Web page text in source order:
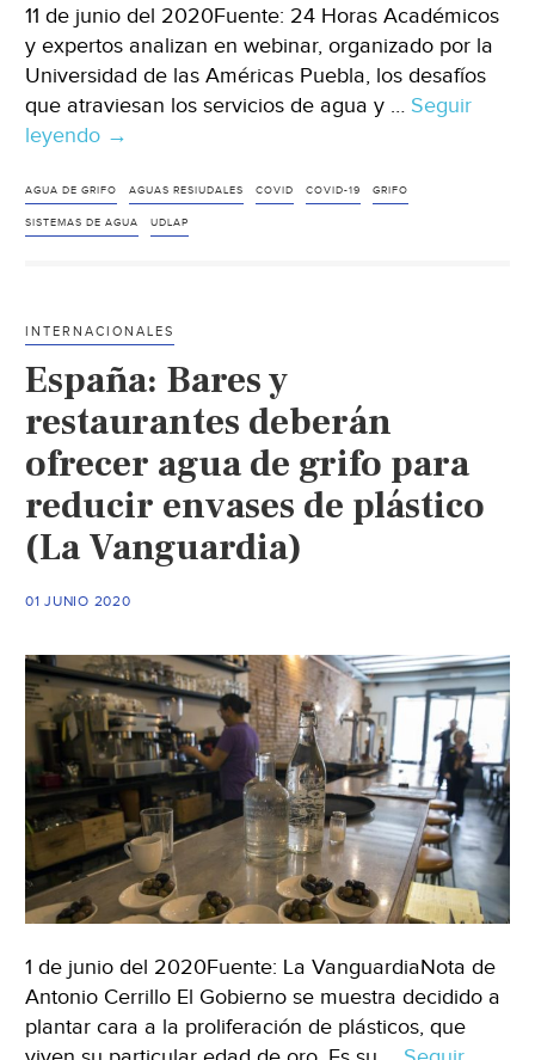
11 de junio del 2020Fuente: 24 Horas Académicos
y expertos analizan en webinar, organizado por la
Universidad de las Américas Puebla, los desafíos
que atraviesan los servicios de agua y … Seguir
leyendo Puebla:
UDLAP
y
los
sistemas
agua
son
conductores
del
COVID-
(24
→
AGUA DE GRIFO AGUAS RESIUDALES COVID COVID-19 GRIFO
SISTEMAS DE AGUA UDLAP
INTERNACIONALES
España: Bares y
restaurantes deberán
ofrecer agua de grifo para
reducir envases de plástico
(La Vanguardia)
01 JUNIO 2020
1 de junio del 2020Fuente: La VanguardiaNota de
Antonio Cerrillo El Gobierno se muestra decidido a
plantar cara a la proliferación de plásticos, que